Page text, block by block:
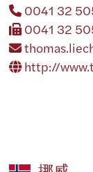
0041 32
0041 32
http://